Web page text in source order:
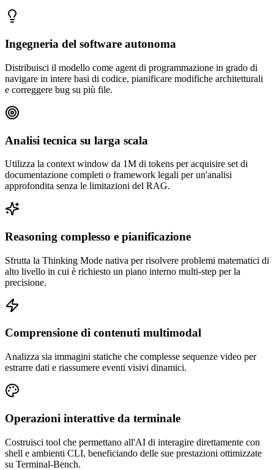
Ingegneria del software autonoma
Distribuisci il modello come agent di programmazione in grado di
navigare in intere basi di codice, pianificare modifiche architetturali
e correggere bug su più file.
Analisi tecnica su larga scala
Utilizza la context window da 1M di tokens per acquisire set di
documentazione completi o framework legali per un'analisi
approfondita senza le limitazioni del RAG.
Reasoning complesso e pianificazione
Sfrutta la Thinking Mode nativa per risolvere problemi matematici di
alto livello in cui è richiesto un piano interno multi-step per la
precisione.
Comprensione di contenuti multimodal
Analizza sia immagini statiche che complesse sequenze video per
estrarre dati e riassumere eventi visivi dinamici.
Operazioni interattive da terminale
Costruisci tool che permettano all'AI di interagire direttamente con
shell e ambienti CLI, beneficiando delle sue prestazioni ottimizzate
su Terminal-Bench.